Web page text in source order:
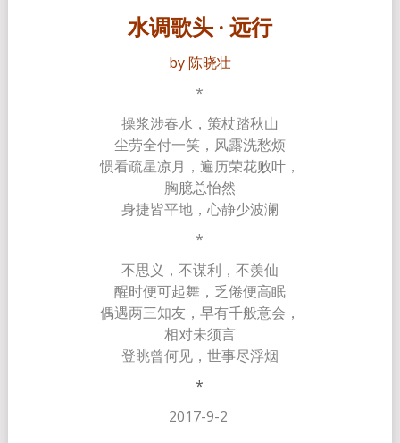
水调歌头 · 远行
by 陈晓壮
*
操浆涉春水，策杖踏秋山
尘劳全付一笑，风露洗愁烦
惯看疏星凉月，遍历荣花败叶，
胸臆总怡然
身捷皆平地，心静少波澜
*
不思义，不谋利，不羡仙
醒时便可起舞，乏倦便高眠
偶遇两三知友，早有千般意会，
相对未须言
登眺曾何见，世事尽浮烟
*
2017-9-2